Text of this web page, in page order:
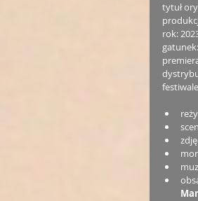
tytuł
rok: